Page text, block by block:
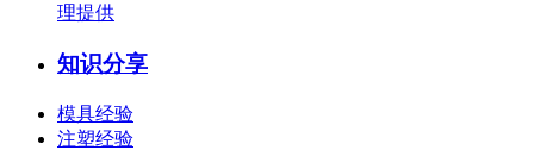
理提供
知识分享
模具经验
注塑经验